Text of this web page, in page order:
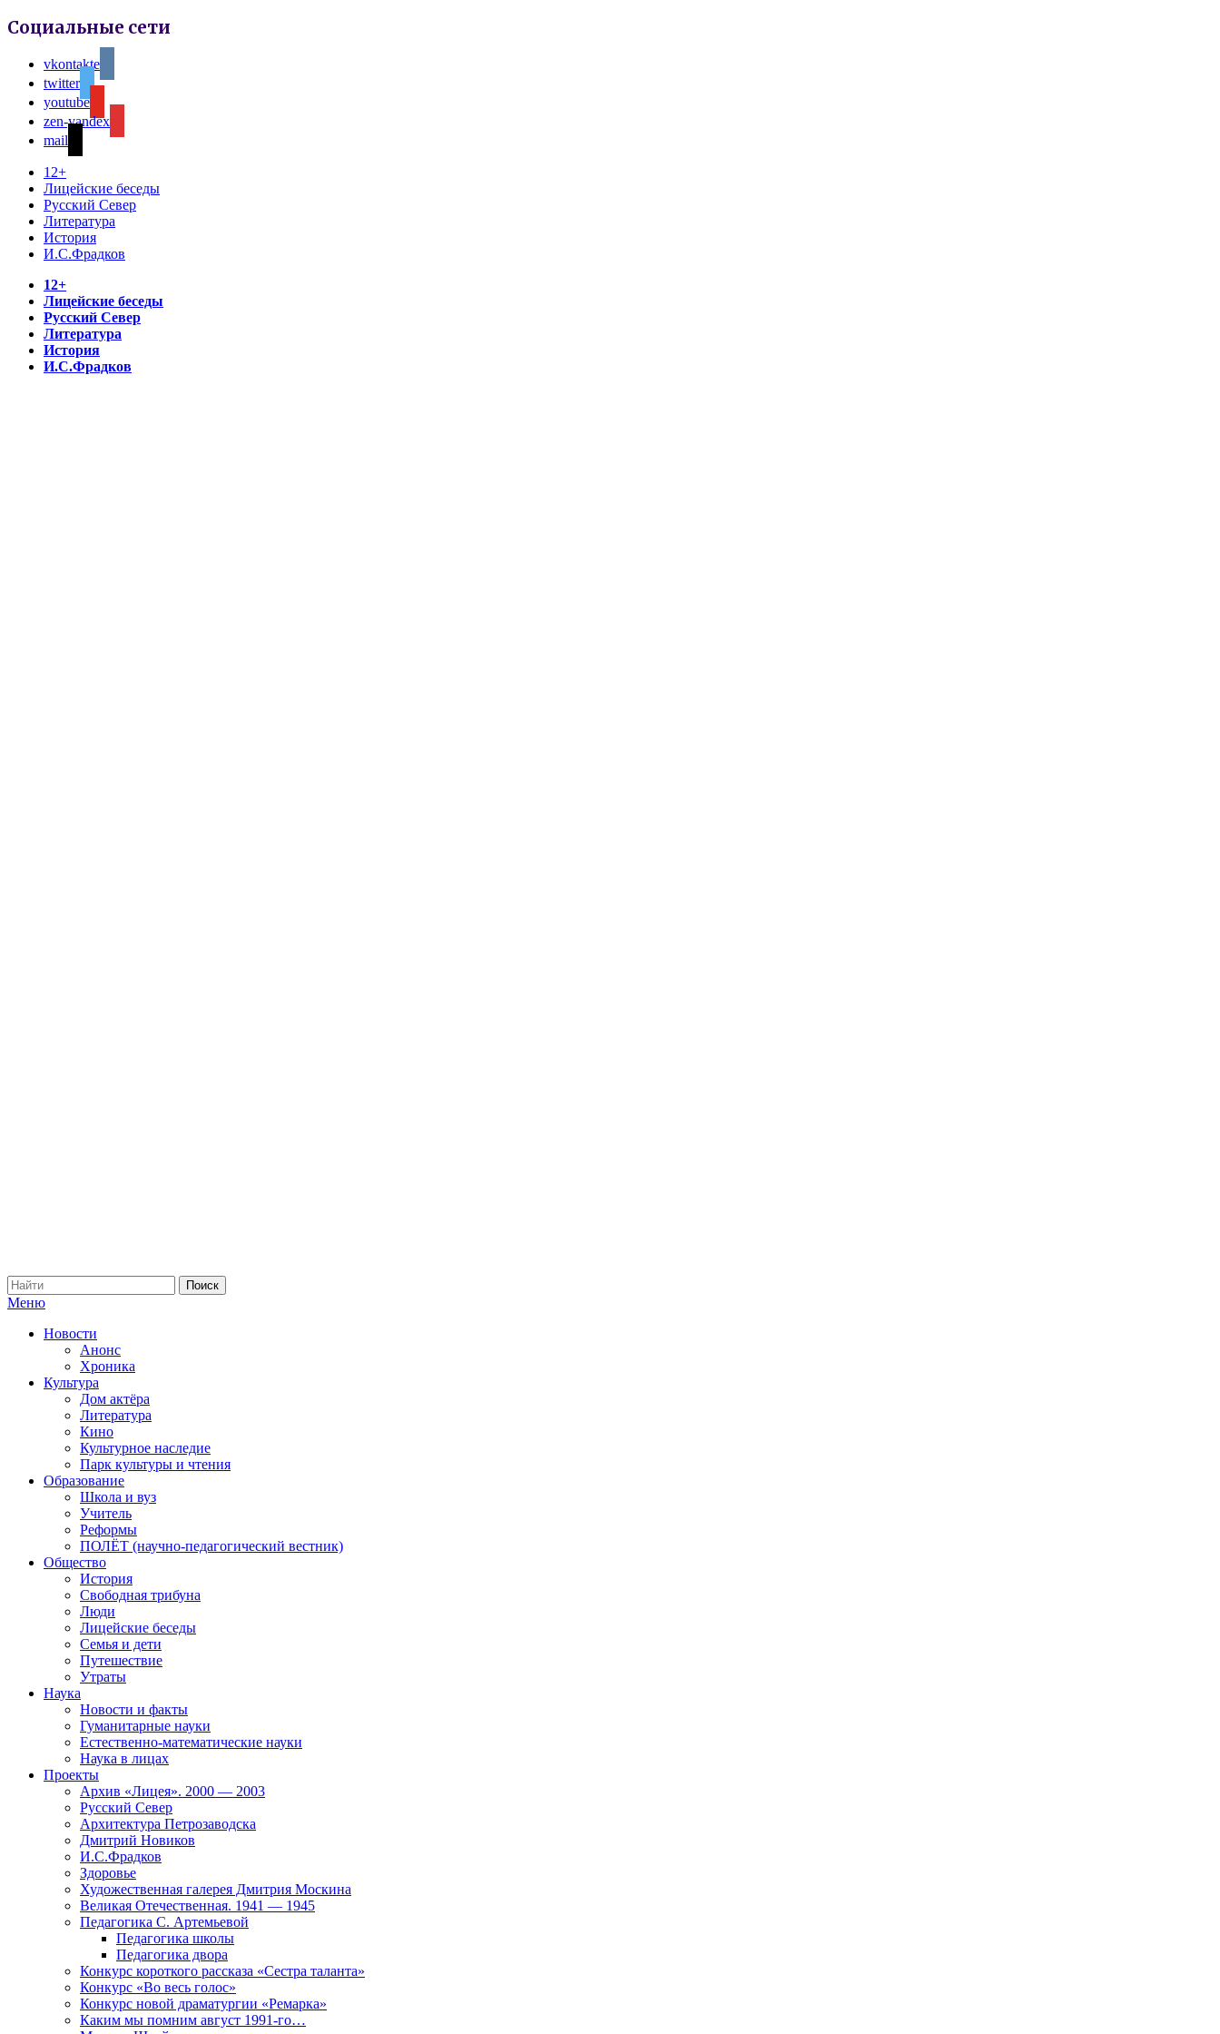
Социальные сети
vkontakte
twitter
youtube
zen-yandex
mail
12+
Лицейские беседы
Русский Север
Литература
История
И.С.Фрадков
12+
Лицейские беседы
Русский Север
Литература
История
И.С.Фрадков
Меню
Новости
Анонс
Хроника
Культура
Дом актёра
Литература
Кино
Культурное наследие
Парк культуры и чтения
Образование
Школа и вуз
Учитель
Реформы
ПОЛЁТ (научно-педагогический вестник)
Общество
История
Свободная трибуна
Люди
Лицейские беседы
Семья и дети
Путешествие
Утраты
Наука
Новости и факты
Гуманитарные науки
Естественно-математические науки
Наука в лицах
Проекты
Архив «Лицея». 2000 — 2003
Русский Север
Архитектура Петрозаводска
Дмитрий Новиков
И.С.Фрадков
Здоровье
Художественная галерея Дмитрия Москина
Великая Отечественная. 1941 — 1945
Педагогика С. Артемьевой
Педагогика школы
Педагогика двора
Конкурс короткого рассказа «Сестра таланта»
Конкурс «Во весь голос»
Конкурс новой драматургии «Ремарка»
Каким мы помним август 1991-го…